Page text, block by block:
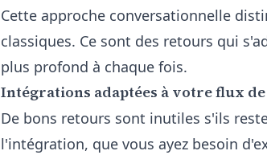
Cette approche conversationnelle
classiques. Ce sont des retours qui
plus profond à chaque fois.
Intégrations adaptées à votre flux
De bons retours sont inutiles s'ils
l'intégration, que vous ayez besoin